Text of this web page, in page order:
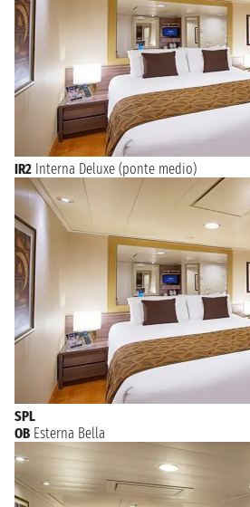
IR2 Interna Deluxe (ponte medio)
SPL
OB Esterna Bella